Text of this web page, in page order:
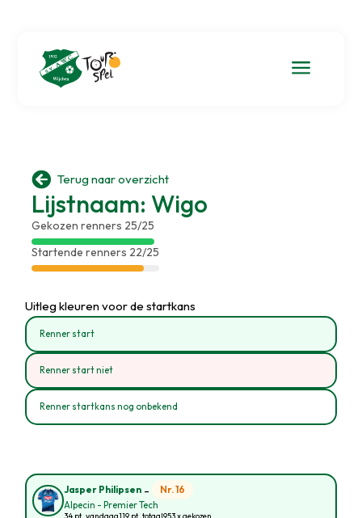
a
 Terug naar overzicht
Lijstnaam: Wigo
Gekozen renners 25/25
Startende renners 22/25
Uitleg kleuren voor de startkans
Renner start
Renner start niet
Renner startkans nog onbekend
Jasper Philipsen - Nr. 16
Alpecin - Premier Tech